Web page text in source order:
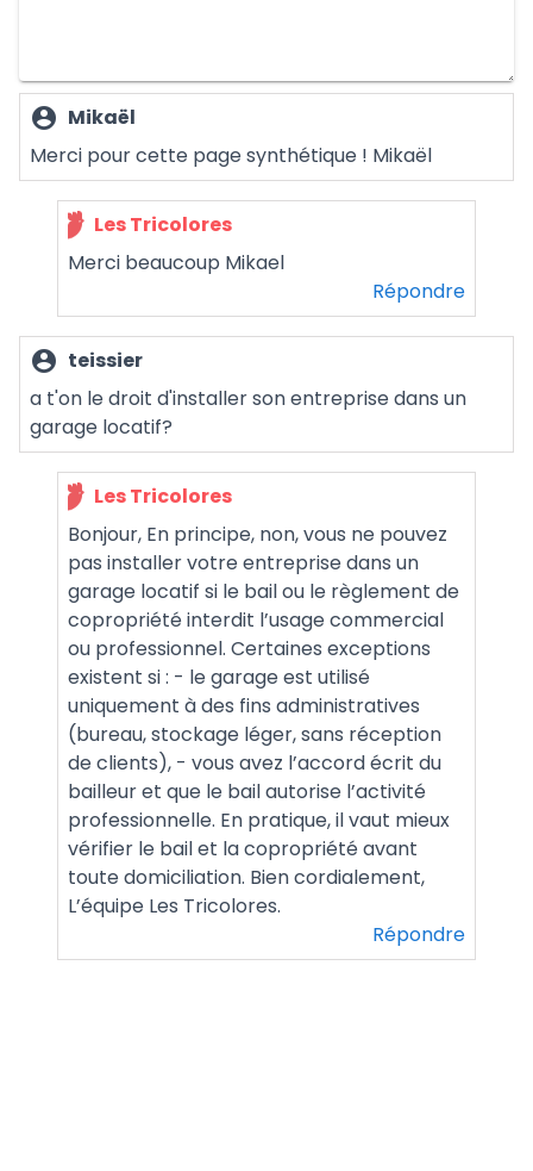
account_circle Mikaël
Merci pour cette page synthétique ! Mikaël
Les Tricolores
Merci beaucoup Mikael
Répondre
account_circle teissier
a t'on le droit d'installer son entreprise dans un
garage locatif?
Les Tricolores
Bonjour, En principe, non, vous ne pouvez
pas installer votre entreprise dans un
garage locatif si le bail ou le règlement de
copropriété interdit l’usage commercial
ou professionnel. Certaines exceptions
existent si : - le garage est utilisé
uniquement à des fins administratives
(bureau, stockage léger, sans réception
de clients), - vous avez l’accord écrit du
bailleur et que le bail autorise l’activité
professionnelle. En pratique, il vaut mieux
vérifier le bail et la copropriété avant
toute domiciliation. Bien cordialement,
L’équipe Les Tricolores.
Répondre